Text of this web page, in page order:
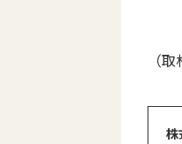
（
株